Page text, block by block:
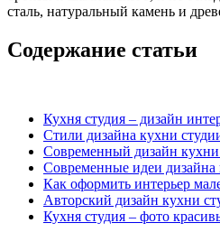
сталь, натуральный камень и
Содержание статьи
Кухня студия – дизайн
Стили дизайна кухни
Современный дизайн кухни
Современные идеи дизайна
Как оформить интерьер
Авторский дизайн кухни
Кухня студия – фото